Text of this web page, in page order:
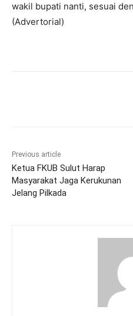
wakil bupati nanti, sesuai
(Advertorial)
Previous article
Ketua FKUB Sulut Harap
Masyarakat Jaga Kerukunan
Jelang Pilkada